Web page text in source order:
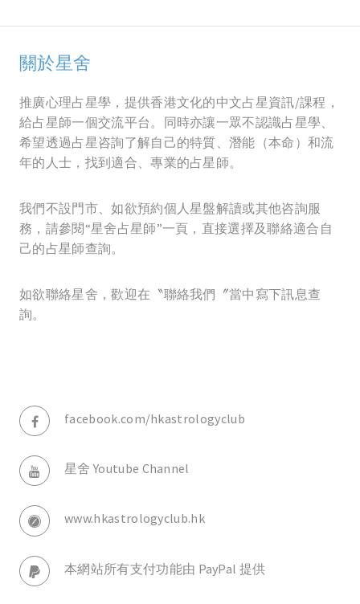
關於星舍
推廣心理占星學，提供香港文化的中文占星資訊/課程，
給占星師一個交流平台。同時亦讓一眾不認識占星學、
希望透過占星咨詢了解自己的特質、潛能（本命）和流
年的人士，找到適合、專業的占星師。
我們不設門市、如欲預約個人星盤解讀或其他咨詢服
務，請參閱“星舍占星師”一頁，直接選擇及聯絡適合自
己的占星師查詢。
如欲聯絡星舍，歡迎在〝聯絡我們〞當中寫下訊息查
詢。
facebook.com/hkastrologyclub
星舍 Youtube Channel
www.hkastrologyclub.hk
本網站所有支付功能由 PayPal 提供